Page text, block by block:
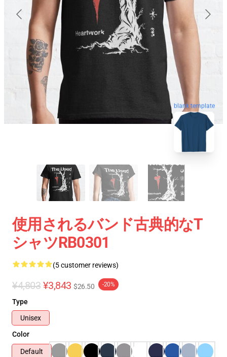
blank template
使用されるバンド古典的なT
シャツRB0301
(5 customer reviews)
¥4,803 ¥3,843 $26.50 -20%
Type
Unisex
Color
Default